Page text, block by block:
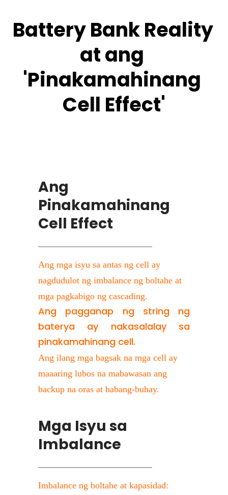
Battery Bank Reality
at ang
'Pinakamahinang
Cell Effect'
Ang
Pinakamahinang
Cell Effect
Ang mga isyu sa antas ng cell ay
nagdudulot ng imbalance ng boltahe at
mga pagkabigo ng cascading.
Ang pagganap ng string ng
baterya ay nakasalalay sa
pinakamahinang cell.
Ang ilang mga bagsak na mga cell ay
maaaring lubos na mabawasan ang
backup na oras at habang-buhay.
Mga Isyu sa
Imbalance
Imbalance ng boltahe at kapasidad: